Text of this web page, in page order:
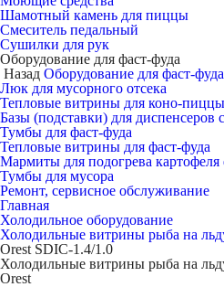
Шамотный камень для пиццы
Смеситель педальный
Сушилки для рук
Оборудование для фаст-фуда
Назад Оборудование для фаст-фуда
Люк для мусорного отсека
Тепловые витрины для коно-пиццы
Базы (подставки) для диспенсеров
Тумбы для фаст-фуда
Тепловые витрины для фаст-фуда
Мармиты для подогрева картофеля
Тумбы для мусора
Ремонт, сервисное обслуживание
Главная
Холодильное оборудование
Холодильные витрины рыба на
Orest SDIC-1.4/1.0
Холодильные витрины рыба на
Orest